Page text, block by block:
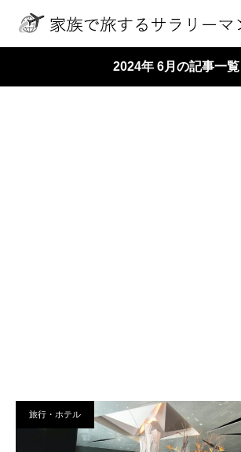
2024年 6月の記事一覧
旅行・ホテル